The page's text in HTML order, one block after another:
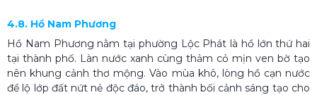
4.8. Hồ Nam Phương
Hồ Nam Phương nằm tại phường Lộc Phát là hồ lớn thứ hai
tại thành phố. Làn nước xanh cùng thảm cỏ mịn ven bờ tạo
nên khung cảnh thơ mộng. Vào mùa khô, lòng hồ cạn nước
để lộ lớp đất nứt nẻ độc đáo, trở thành bối cảnh sáng tạo cho